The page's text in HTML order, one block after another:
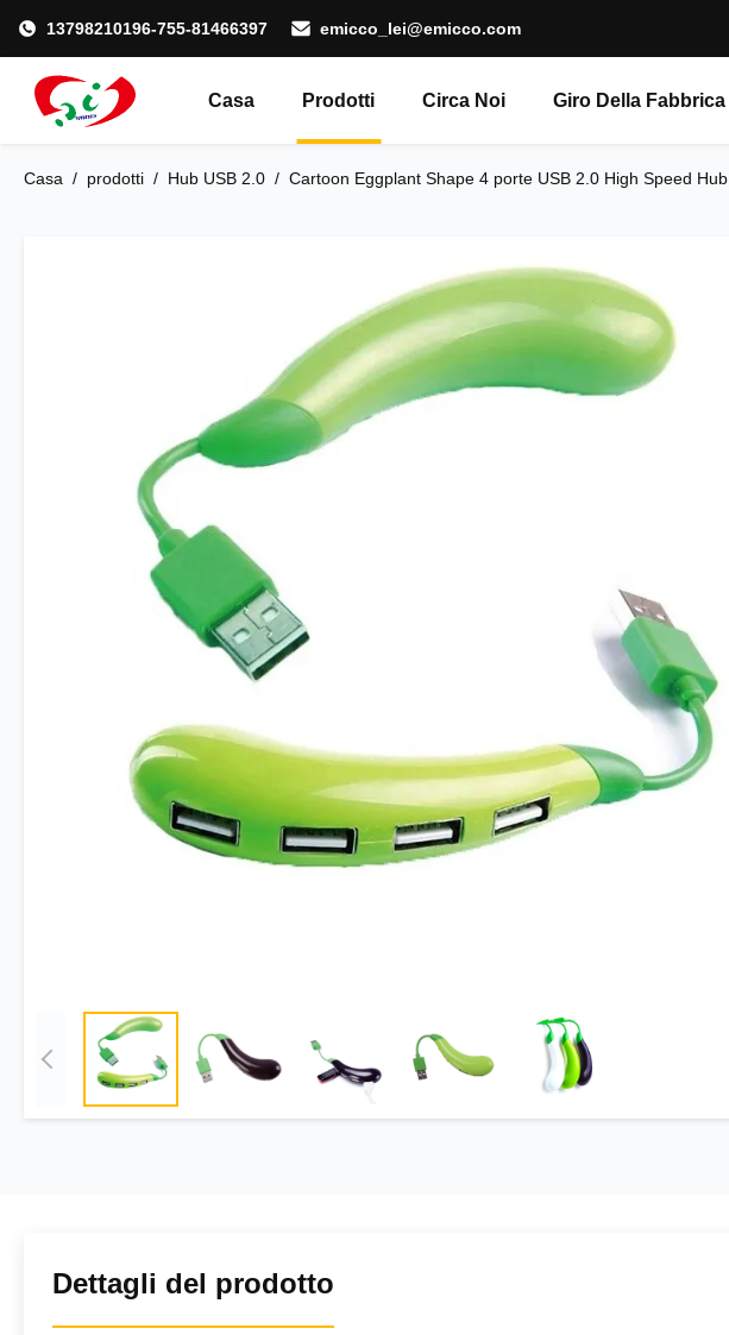
13798210196-755-81466397 emicco_lei@emicco.com
Casa Prodotti Circa Noi Giro Della Fabbrica
Casa / prodotti / Hub USB 2.0 / Cartoon Eggplant Shape 4 porte USB 2.0 High Speed Hub
Dettagli del prodotto